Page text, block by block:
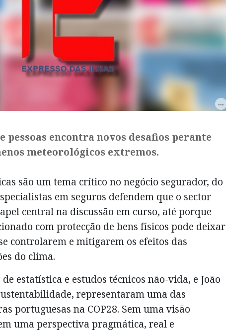
pessoas encontra novos desafios perante
meteorológicos extremos.
são um tema crítico no negócio segurador, do
em seguros defendem que o sector
central na discussão em curso, até porque
com protecção de bens físicos pode deixar
controlarem e mitigarem os efeitos das
do clima.
estatística e estudos técnicos não-vida, e João
representaram uma das
portuguesas na COP28. Sem uma visão
uma perspectiva pragmática, real e